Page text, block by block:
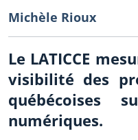
Michèle Rioux
Le LATICCE
visibilité des
québécoises
numériques.